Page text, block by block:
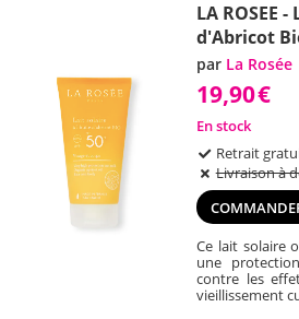
LA ROSEE
d'Abricot
par La Rosée
19,90€
En stock
Retrait
Livraison à
Ce lait solaire
une
contre les
vieillissement